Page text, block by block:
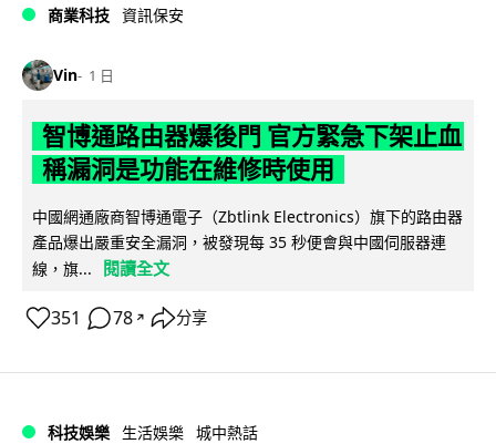
商業科技 資訊保安
Vin 1 日
智博通路由器爆後門 官方緊急下架止血
稱漏洞是功能在維修時使用
中國網通廠商智博通電子（Zbtlink Electronics）旗下的路由器
產品爆出嚴重安全漏洞，被發現每 35 秒便會與中國伺服器連
線，旗...
閱讀全文
351 78 ↗ 分享
科技娛樂 生活娛樂 城中熱話